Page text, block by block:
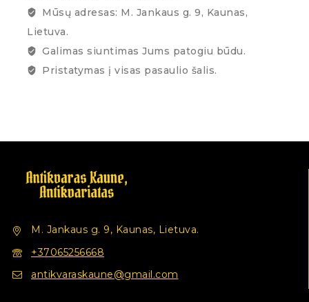
Mūsų adresas: M. Jankaus g. 9, Kaunas,
Lietuva.
Galimas siuntimas Jums patogiu būdu.
Pristatymas į visas pasaulio šalis.
M. Jankaus g. 9, Kaunas, Lietuva.
+37065256668
antikvaraskaune@gmail.com